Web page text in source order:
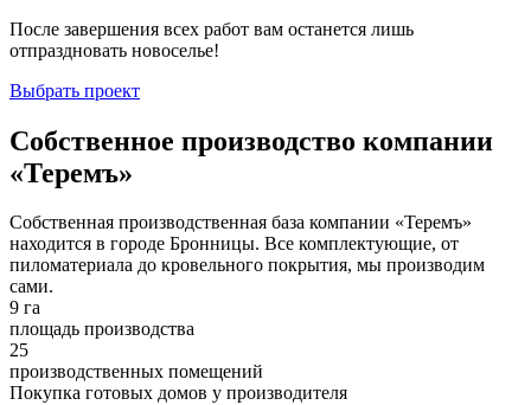
После завершения всех работ вам останется лишь
отпраздновать новоселье!
Выбрать проект
Собственное производство компании
«Теремъ»
Собственная производственная база компании «Теремъ»
находится в городе Бронницы. Все комплектующие, от
пиломатериала до кровельного покрытия, мы производим
сами.
9 га
площадь производства
25
производственных помещений
Покупка готовых домов у производителя